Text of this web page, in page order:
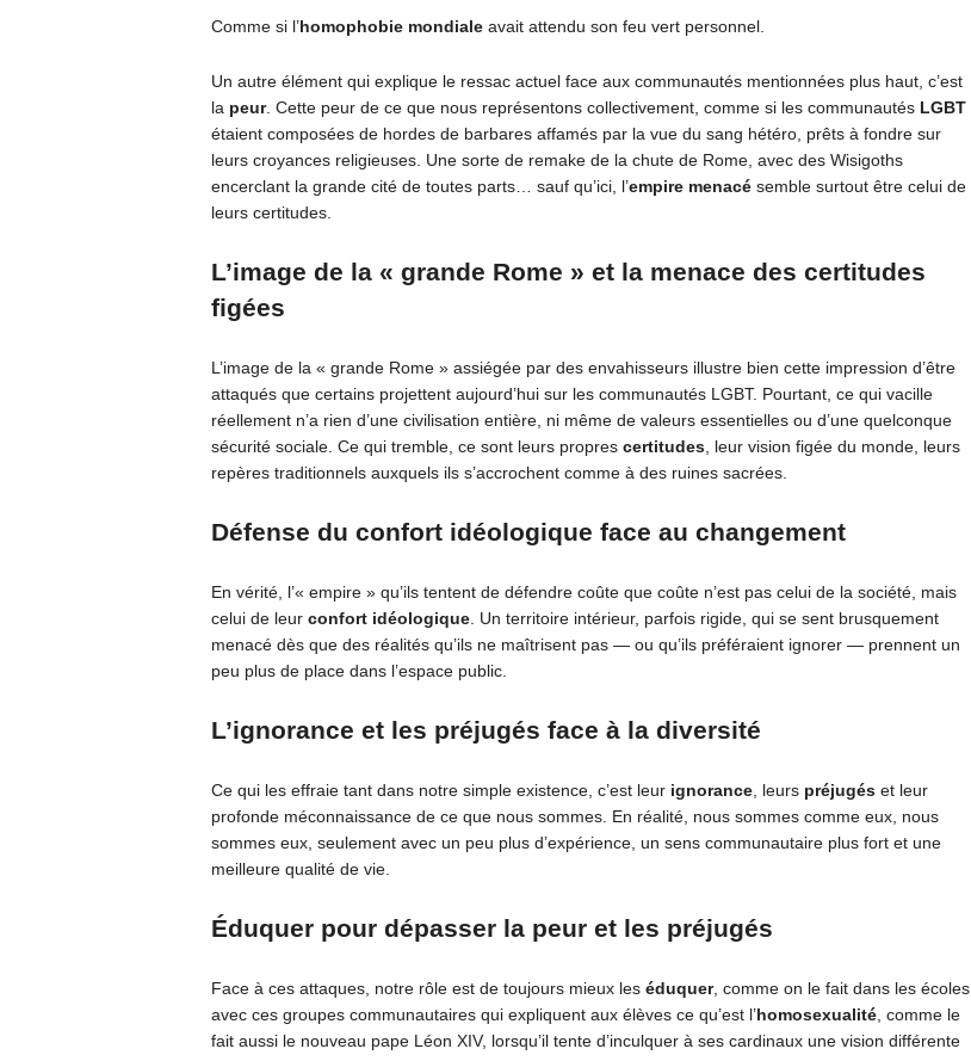
Comme si l’homophobie mondialeavait attendu son feu vert personnel.
Un autre élément qui explique le ressac actuel face aux communautés mentionnées plus haut, c’est
la peur. Cette peur de ce que nous représentons collectivement, comme si les communautés LGBT
étaient composées de hordes de barbares affamés par la vue du sang hétéro, prêts à fondre sur
leurs croyances religieuses. Une sorte de remake de la chute de Rome, avec des Wisigoths
encerclant la grande cité de toutes parts… sauf qu’ici, l’empire menacésemble surtout être celui de
leurs certitudes.
L’image de la « grande Rome » et la menace des certitudes
figées
L’image de la « grande Rome » assiégée par des envahisseurs illustre bien cette impression d’être
attaqués que certains projettent aujourd’hui sur les communautés LGBT. Pourtant, ce qui vacille
réellement n’a rien d’une civilisation entière, ni même de valeurs essentielles ou d’une quelconque
sécurité sociale. Ce qui tremble, ce sont leurs propres certitudes, leur vision figée du monde, leurs
repères traditionnels auxquels ils s’accrochent comme à des ruines sacrées.
Défense du confort idéologique face au changement
En vérité, l’« empire » qu’ils tentent de défendre coûte que coûte n’est pas celui de la société, mais
celui de leur confort idéologique. Un territoire intérieur, parfois rigide, qui se sent brusquement
menacé dès que des réalités qu’ils ne maîtrisent pas — ou qu’ils préféraient ignorer — prennent un
peu plus de place dans l’espace public.
L’ignorance et les préjugés face à la diversité
Ce qui les effraie tant dans notre simple existence, c’est leur ignorance, leurs préjugéset leur
profonde méconnaissance de ce que nous sommes. En réalité, nous sommes comme eux, nous
sommes eux, seulement avec un peu plus d’expérience, un sens communautaire plus fort et une
meilleure qualité de vie.
Éduquer pour dépasser la peur et les préjugés
Face à ces attaques, notre rôle est de toujours mieux les éduquer, comme on le fait dans les écoles
avec ces groupes communautaires qui expliquent aux élèves ce qu’est l’homosexualité, comme le
fait aussi le nouveau pape Léon XIV, lorsqu’il tente d’inculquer à ses cardinaux une vision différente